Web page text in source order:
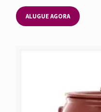
ALUGUE AGORA